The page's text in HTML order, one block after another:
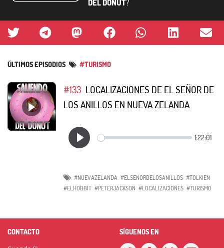
DEL DONUT?
ÚLTIMOS EPISODIOS #TURISMO
#133 LOCALIZACIONES DE EL SEÑOR DE
LOS ANILLOS EN NUEVA ZELANDA
#NUEVAZELANDA #ELSENORDELOSANILLOS #TOLKIEN
#ELHOBBIT #PETERJACKSON #LOCALIZACIONES #TURISMO
CONTACTO SÍGUENOS EN